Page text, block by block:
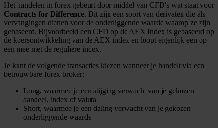
Het handelen in forex gebeurt door middel van CFD's wat staat voor
Contracts for Difference. Dit zijn een soort van derivaten die als
vervangingen dienen voor de onderliggende waarde waarop ze zijn
gebaseerd. Bijvoorbeeld een CFD op de AEX Index is gebaseerd op
de koersontwikkeling van de AEX index en loopt eigenlijk een op
een mee met de reguliere index.
Je kunt de volgende transacties kiezen wanneer je handelt via een
betrouwbare forex broker:
Long, waarmee je een stijging verwacht van je gekozen
aandeel, index of valuta
Short, waarmee je een daling verwacht van je gekozen
onderliggende waarde